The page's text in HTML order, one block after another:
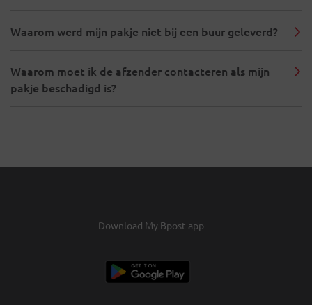
Waarom werd mijn pakje niet bij een buur geleverd?
Waarom moet ik de afzender contacteren als mijn
pakje beschadigd is?
Download My Bpost app